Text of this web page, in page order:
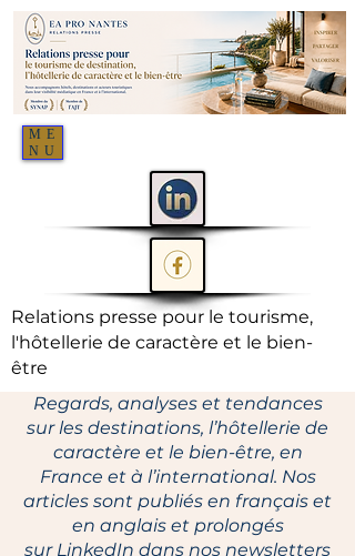
ME
NU
Relations presse pour le tourisme,
l'hôtellerie de caractère et le bien-
être
Regards, analyses et tendances
sur les destinations, l’hôtellerie de
caractère et le bien-être, en
France et à l’international. Nos
articles sont publiés en français et
en anglais et prolongés
sur LinkedIn dans nos newsletters